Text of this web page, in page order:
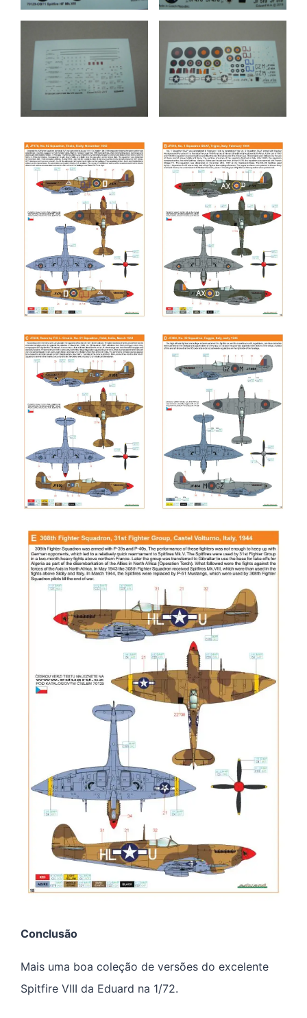
Conclusão
Mais uma boa coleção de versões do excelente
Spitfire VIII da Eduard na 1/72.